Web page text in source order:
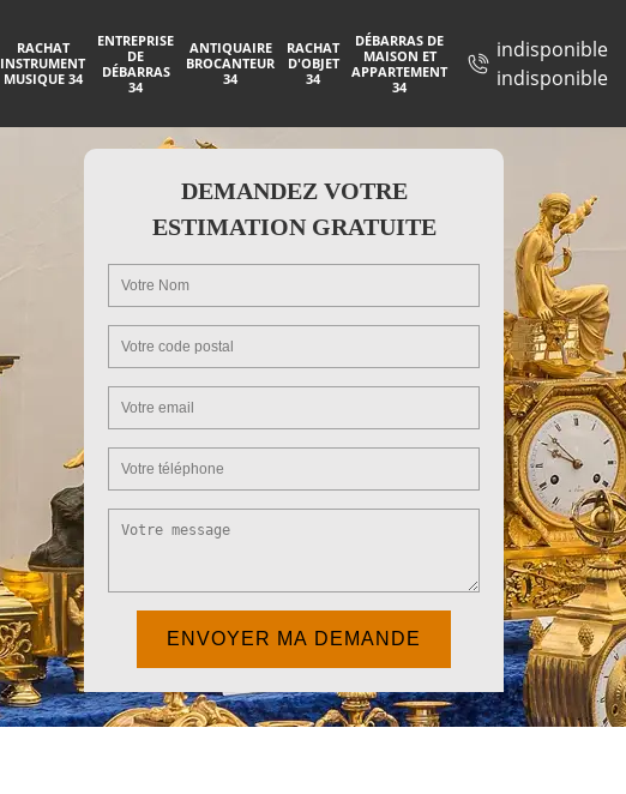
RACHAT
INSTRUMENT
MUSIQUE 34
ENTREPRISE
DE
DÉBARRAS
34
ANTIQUAIRE
BROCANTEUR
34
RACHAT
D'OBJET
34
DÉBARRAS DE
MAISON ET
APPARTEMENT
34
indisponible
indisponible
DEMANDEZ VOTRE
ESTIMATION GRATUITE